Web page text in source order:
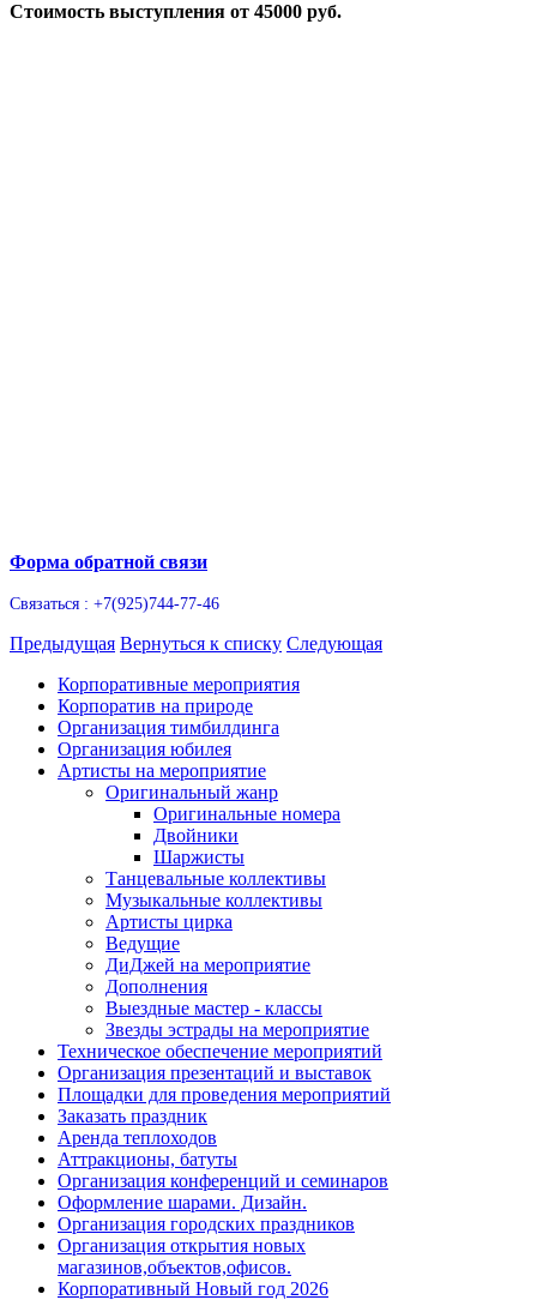
Стоимость выступления от 45000 руб.
Форма обратной связи
Связаться : +7(925)744-77-46
Предыдущая Вернуться к списку Следующая
Корпоративные мероприятия
Корпоратив на природе
Организация тимбилдинга
Организация юбилея
Артисты на мероприятие
Оригинальный жанр
Оригинальные номера
Двойники
Шаржисты
Танцевальные коллективы
Музыкальные коллективы
Артисты цирка
Ведущие
ДиДжей на мероприятие
Дополнения
Выездные мастер - классы
Звезды эстрады на мероприятие
Техническое обеспечение мероприятий
Организация презентаций и выставок
Площадки для проведения мероприятий
Заказать праздник
Аренда теплоходов
Аттракционы, батуты
Организация конференций и семинаров
Оформление шарами. Дизайн.
Организация городских праздников
Организация открытия новых
магазинов,объектов,офисов.
Корпоративный Новый год 2026